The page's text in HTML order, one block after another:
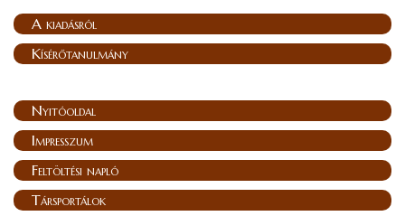
A kiadásról
Kísérőtanulmány
Nyitóoldal
Impresszum
Feltöltési napló
Társportálok